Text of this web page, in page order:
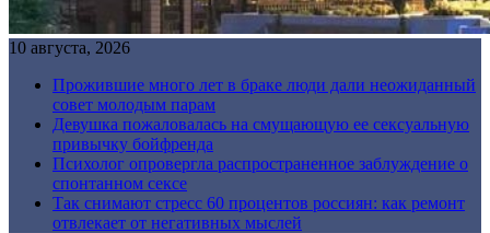
10 августа, 2026
Прожившие много лет в браке люди дали неожиданный
совет молодым парам
Девушка пожаловалась на смущающую ее сексуальную
привычку бойфренда
Психолог опровергла распространенное заблуждение о
спонтанном сексе
Так снимают стресс 60 процентов россиян: как ремонт
отвлекает от негативных мыслей